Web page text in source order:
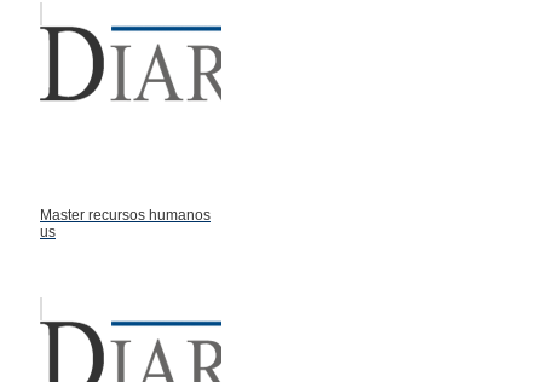
Master recursos humanos
us